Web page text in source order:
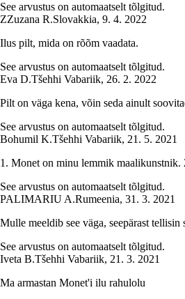
See arvustus on automaatselt tõlgitud.
ZZuzana R.Slovakkia, 9. 4. 2022
Ilus pilt, mida on rõõm vaadata.
See arvustus on automaatselt tõlgitud.
Eva D.Tšehhi Vabariik, 26. 2. 2022
Pilt on väga kena, võin seda ainult
See arvustus on automaatselt tõlgitud.
Bohumil K.Tšehhi Vabariik, 21. 5. 2021
1. Monet on minu lemmik
See arvustus on automaatselt tõlgitud.
PALIMARIU A.Rumeenia, 31. 3. 2021
Mulle meeldib see väga, seepärast
See arvustus on automaatselt tõlgitud.
Iveta B.Tšehhi Vabariik, 21. 3. 2021
Ma armastan Monet'i ilu rahulolu